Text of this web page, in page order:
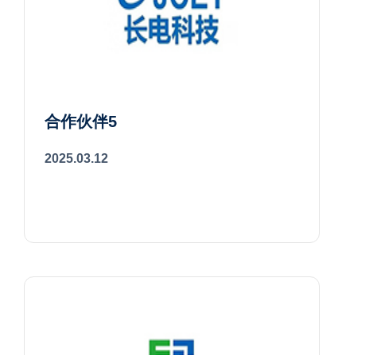
合作伙伴5
2025.03.12